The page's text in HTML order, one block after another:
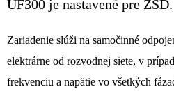
UF300 je nastavené pre ZSD.
Zariadenie slúži na samočinné
elektrárne od rozvodnej siete, v
frekvenciu a napätie vo všetkých